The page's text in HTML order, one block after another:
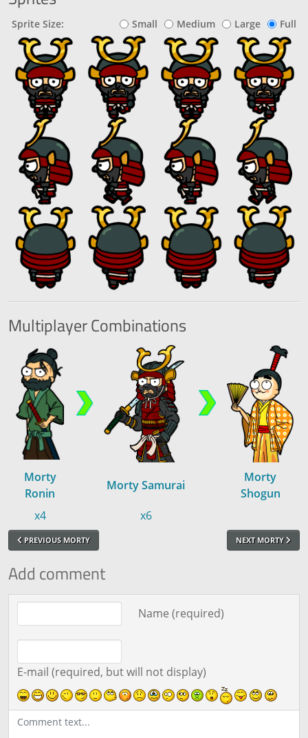
Sprite Size: Small Medium Large Full
MultiplayerCombinations
Morty
Ronin
Morty Samurai
Morty
Shogun
x4
x6
PREVIOUS MORTY NEXT MORTY
Add comment
Name (required)
E-mail (required, but will not display)
Comment text